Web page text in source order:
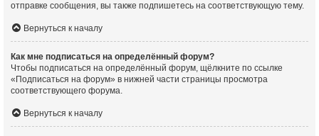
отправке сообщения, вы также подпишетесь на соответствующую тему.
Вернуться к началу
Как мне подписаться на определённый форум?
Чтобы подписаться на определённый форум, щёлкните по ссылке
«Подписаться на форум» в нижней части страницы просмотра
соответствующего форума.
Вернуться к началу